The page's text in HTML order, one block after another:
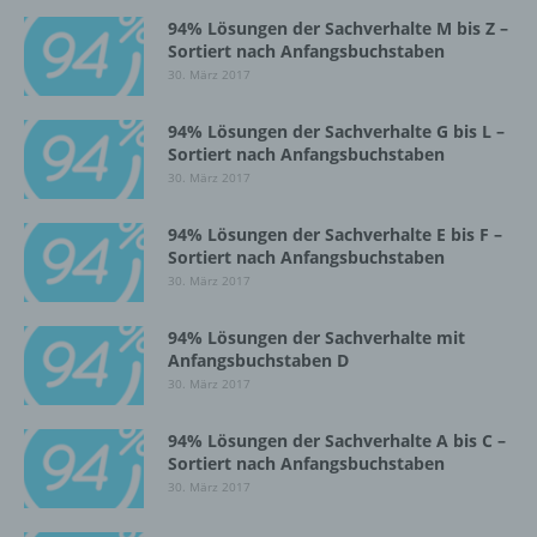
94% Lösungen der Sachverhalte M bis Z –
Sortiert nach Anfangsbuchstaben
30. März 2017
94% Lösungen der Sachverhalte G bis L –
Sortiert nach Anfangsbuchstaben
30. März 2017
94% Lösungen der Sachverhalte E bis F –
Sortiert nach Anfangsbuchstaben
30. März 2017
94% Lösungen der Sachverhalte mit
Anfangsbuchstaben D
30. März 2017
94% Lösungen der Sachverhalte A bis C –
Sortiert nach Anfangsbuchstaben
30. März 2017
Einschränkung der Verarbeitung ist die
Markierung gespeicherter
personenbezogener Daten mit dem Ziel, ihre
e) Profiling
Profiling ist jede Art der automatisierten
Verarbeitung personenbezogener Daten, die
darin besteht, dass diese
werden, um bestimmte persönliche Aspekte,
die sich auf eine natürliche Person beziehen,
zu bewerten, insbesondere, um Aspekte
Lage, Gesundheit, persönlicher Vorlieben,
Interessen, Zuverlässigkeit, Verhalten,
Aufenthaltsort oder Ortswechsel dieser
natürlichen Person zu analysieren oder